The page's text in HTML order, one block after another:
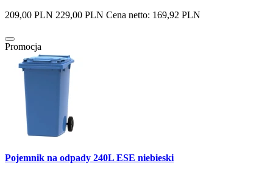
209,00 PLN 229,00 PLN Cena netto: 169,92 PLN
Promocja
Pojemnik na odpady 240L ESE niebieski